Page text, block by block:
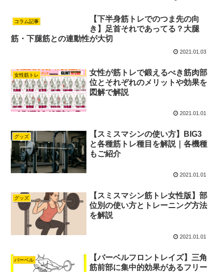
コラム記事
【下半身筋トレでのつま先の向
き】足首それであってる？大腿
筋・下腿筋との連動性が大切
2021.01.03
女性筋トレ
女性が筋トレで鍛えるべき筋肉部
位とそれぞれのメリットや効果を
図解で解説
2021.01.01
グッズ
【スミスマシンの使い方】BIG3
と各種筋トレ種目を解説｜各機種
もご紹介
2021.01.01
グッズ
【スミスマシン筋トレ女性版】部
位別の使い方とトレーニング方法
を解説
2021.01.01
バーベル
【バーベルフロントレイズ】三角
筋前部に集中的効果があるフリー